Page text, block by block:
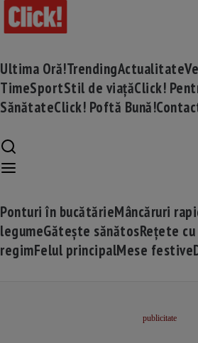
Ultima Oră!TrendingActualitate
TimeSportStil de viațăClick!
SănătateClick! Poftă Bună!
Ponturi în bucătărieMâncăruri
legumeGătește sănătosRețete
regimFelul principalMese festive